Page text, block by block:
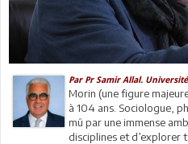
Par Pr Samir Allal.
Morin (une figure
à 104 ans. Sociologue,
mû par une immense
disciplines et d’explorer